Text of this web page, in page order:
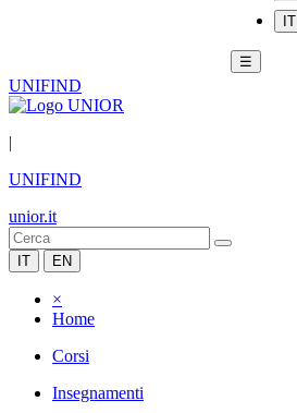
IT
☰
UNIFIND
|
UNIFIND
unior.it
IT EN
×
Home
Corsi
Insegnamenti